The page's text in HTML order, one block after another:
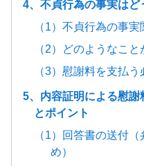
4、不貞行為の事実はど
（1）不貞行為の事
（2）どのようなこ
（3）慰謝料を支払
5、内容証明による慰
とポイント
（1）回答書の送付
め）